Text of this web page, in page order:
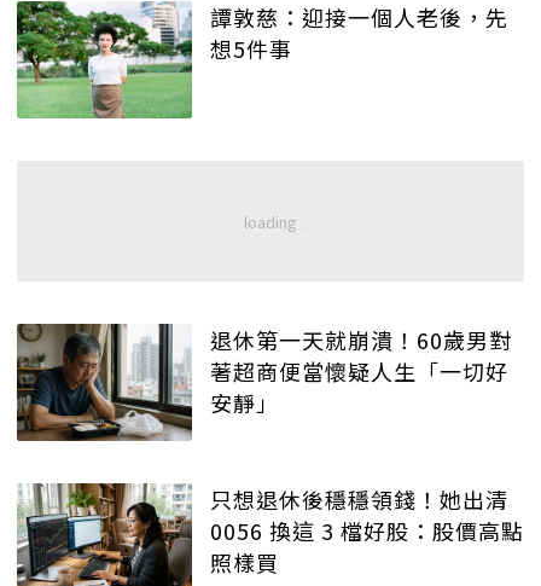
譚敦慈：迎接一個人老後，先
想5件事
退休第一天就崩潰！60歲男對
著超商便當懷疑人生「一切好
安靜」
只想退休後穩穩領錢！她出清
0056 換這 3 檔好股：股價高點
照樣買